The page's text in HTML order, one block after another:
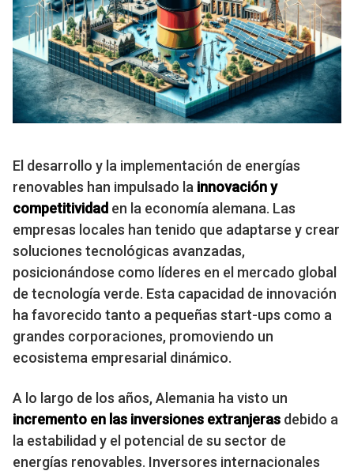
El desarrollo y la implementación de energías
renovables han impulsado la innovación y
competitividad en la economía alemana. Las
empresas locales han tenido que adaptarse y crear
soluciones tecnológicas avanzadas,
posicionándose como líderes en el mercado global
de tecnología verde. Esta capacidad de innovación
ha favorecido tanto a pequeñas start-ups como a
grandes corporaciones, promoviendo un
ecosistema empresarial dinámico.
A lo largo de los años, Alemania ha visto un
incremento en las inversiones extranjeras debido a
la estabilidad y el potencial de su sector de
energías renovables. Inversores internacionales